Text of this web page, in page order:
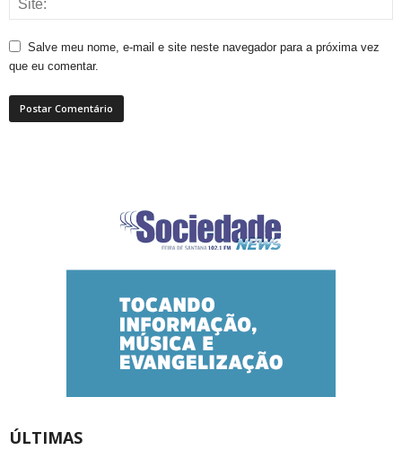
Salve meu nome, e-mail e site neste navegador para a próxima vez
que eu comentar.
ÚLTIMAS